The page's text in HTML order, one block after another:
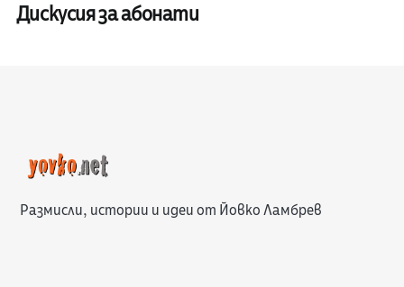
Дискусия за абонати
Размисли, истории и идеи от Йовко Ламбрев